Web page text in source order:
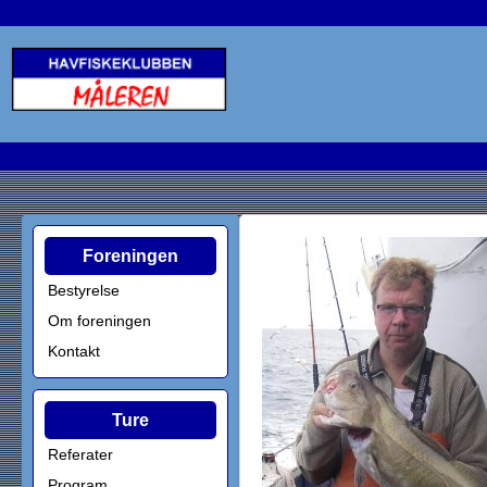
Foreningen
Bestyrelse
Om foreningen
Kontakt
Ture
Referater